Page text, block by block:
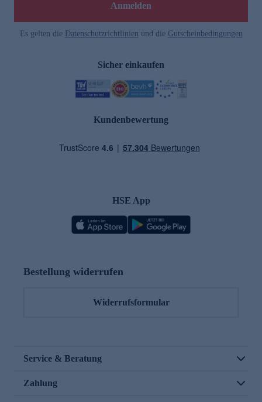
Anmelden
Es gelten die Datenschutzrichtlinien und die Gutscheinbedingungen
Sicher einkaufen
Kundenbewertung
HSE App
Bestellung widerrufen
Widerrufsformular
Service & Beratung
Zahlung